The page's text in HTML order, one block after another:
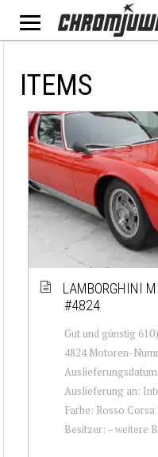
ITEMS
LAMBORGHINI
#4824
Gut und günstig
4824 Motoren-
Auslieferung an:
Farbe: Rosso
Besitzer: – weitere